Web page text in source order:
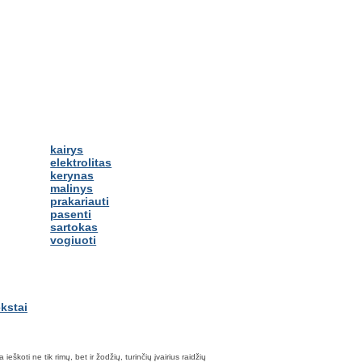
kairys
elektrolitas
kerynas
malinys
prakariauti
pasenti
sartokas
vogiuoti
ne tik rimų, bet ir žodžių, turinčių įvairius raidžių